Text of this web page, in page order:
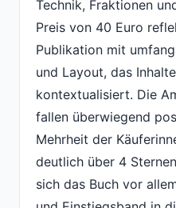
Technik, Fraktionen
Preis von 40 Euro
Publikation mit
und Layout, das
kontextualisiert. Die
fallen überwiegend
Mehrheit der
deutlich über 4
sich das Buch vor